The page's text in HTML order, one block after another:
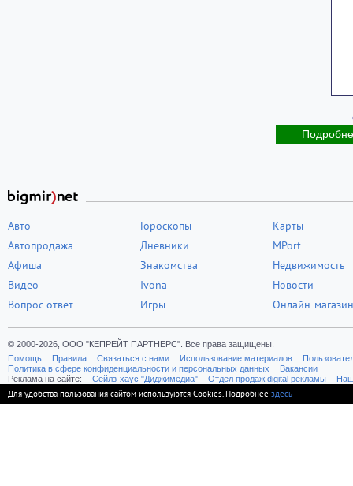
Авто
Автопродажа
Афиша
Видео
Вопрос-ответ
Гороскопы
Дневники
Знакомства
Ivona
Игры
Карты
MPort
Недвижимость
Новости
Онлайн-магазин
© 2000-2026, ООО "КЕПРЕЙТ ПАРТНЕРС". Все права защищены.
Помощь
Правила Связаться с нами Использование материалов
Политика в сфере конфиденциальности и персональных данных
Вакансии
Реклама на сайте:
Cейлз-хаус "Диджимедиа" Отдел продаж digital рекламы
Для удобства пользования сайтом используются Cookies. Подробнее здесь